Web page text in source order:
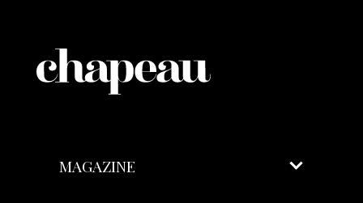
MAGAZINE